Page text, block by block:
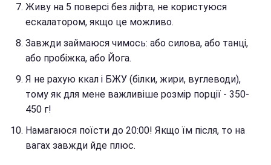
Живу на 5 поверсі без ліфта, не користуюся
ескалатором, якщо це можливо.
Завжди займаюся чимось: або силова, або танці,
або пробіжка, або Йога.
Я не рахую ккал і БЖУ (білки, жири, вуглеводи),
тому як для мене важливіше розмір порції - 350-
450 г!
Намагаюся поїсти до 20:00! Якщо їм після, то на
вагах завжди йде плюс.